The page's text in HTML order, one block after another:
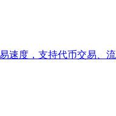
速度，支持代币交易、